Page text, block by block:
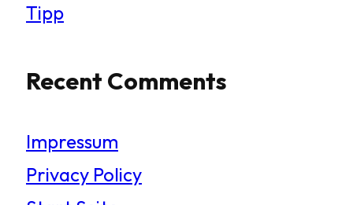
Tipp
Recent Comments
Impressum
Privacy Policy